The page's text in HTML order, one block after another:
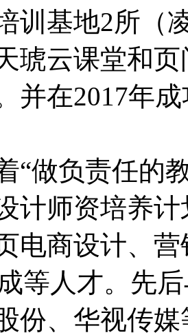
训基地2所（
琥云课堂和
并在2017年
“做负责任的
计师资培养
电商设计、
等人才。先
份、华视传